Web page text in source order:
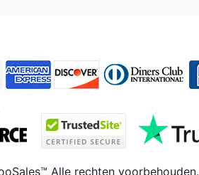
Alle rechten voorbehouden.